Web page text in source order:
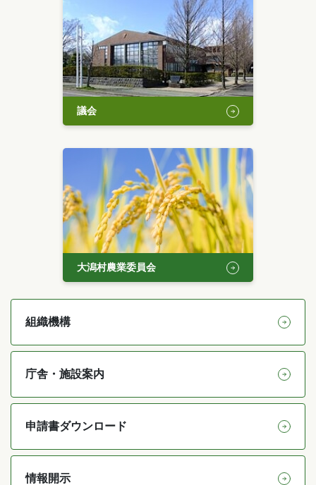
議会
大潟村農業委員会
組織機構
庁舎・施設案内
申請書ダウンロード
情報開示